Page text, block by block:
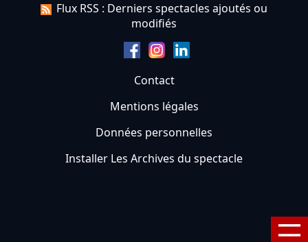
Flux RSS : Derniers spectacles ajoutés ou
modifiés
Contact
Mentions légales
Données personnelles
Installer Les Archives du spectacle